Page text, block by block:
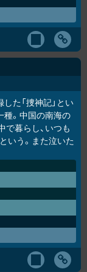
た「捜神記」とい
。中国の南海の
暮らし、いつも
いう。また泣いた